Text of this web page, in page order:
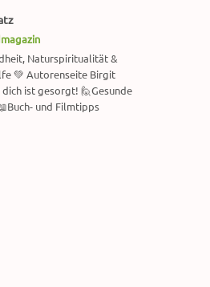
Naturspiritualität &
💚 Autorenseite Birgit
dich ist gesorgt! 🙋Gesunde
und Filmtipps